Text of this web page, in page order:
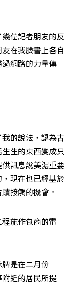
位記者朋友的反
在我臉書上各自
網路的力量傳
的說法，認為古
生的東西變成只
訊息說美濃重要
現在也已經基於
接觸的機會。
施作包商的電
牌是在二月份
近的居民所提